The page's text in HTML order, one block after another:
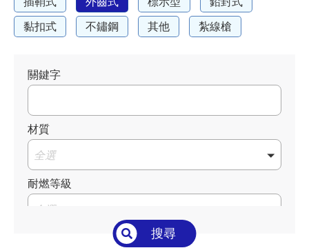
黏扣式
不鏽鋼 其他 紮線槍
關鍵字
材質
全選
耐燃等級
全選
搜尋